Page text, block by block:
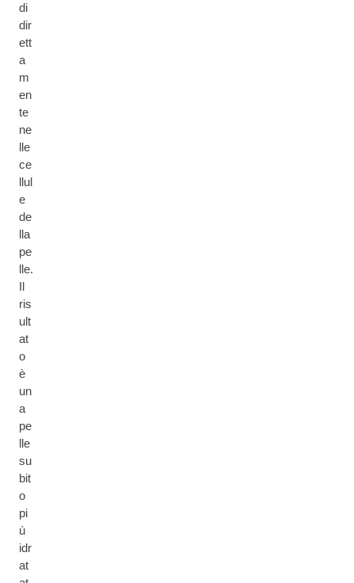
di
dir
ett
a
m
en
te
ne
lle
ce
llul
e
de
lla
pe
lle.
Il
ris
ult
at
o
è
un
a
pe
lle
su
bit
o
pi
ù
idr
at